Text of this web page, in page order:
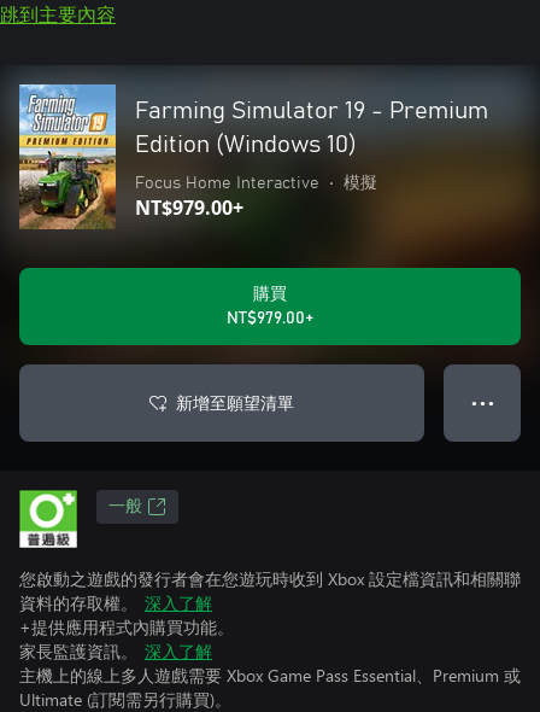
跳到主要內容
Farming Simulator 19 - Premium
Edition (Windows 10)
Focus Home Interactive • 模擬
NT$979.00+
購買
NT$979.00+
新增至願望清單 ● ● ●
一般
您啟動之遊戲的發行者會在您遊玩時收到 Xbox 設定檔資訊和相關聯
資料的存取權。
深入了解
+提供應用程式內購買功能。
家長監護資訊。
深入了解
主機上的線上多人遊戲需要 Xbox Game Pass Essential、Premium 或
Ultimate (訂閱需另行購買)。